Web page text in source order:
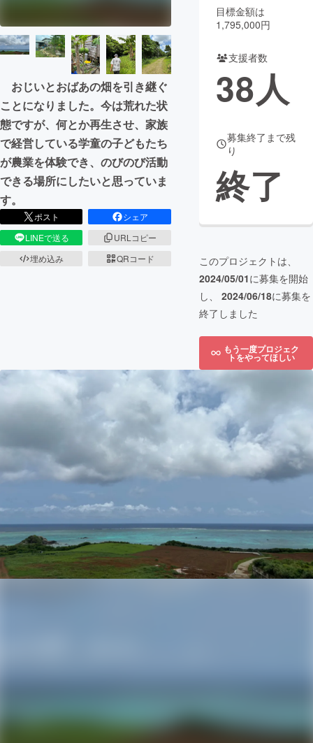
CAMPFIREふるさと納税machi-ya コミュニティ
おじいとおばあの畑を引き継ぐ
ことになりました。今は荒れた状
態ですが、何とか再生させ、家族
で経営している学童の子どもたち
が農業を体験でき、のびのび活動
できる場所にしたいと思っていま
す。
ポスト
シェア
LINEで送る
URLコピー
埋め込み
QRコード
目標金額は
1,795,000円
支援者数
38人
募集終了まで残
り
終了
このプロジェクトは、
2024/05/01に募集を開始
し、 2024/06/18に募集を
終了しました
もう一度プロジェク
トをやってほしい